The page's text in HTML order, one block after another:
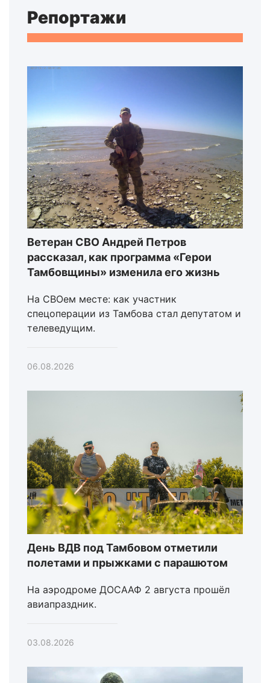
Репортажи
Ветеран СВО Андрей Петров
рассказал, как программа «Герои
Тамбовщины» изменила его жизнь
На СВОем месте: как участник
спецоперации из Тамбова стал депутатом и
телеведущим.
06.08.2026
День ВДВ под Тамбовом отметили
полетами и прыжками с парашютом
На аэродроме ДОСААФ 2 августа прошёл
авиапраздник.
03.08.2026